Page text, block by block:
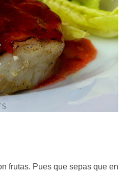
frutas. Pues que sepas que en